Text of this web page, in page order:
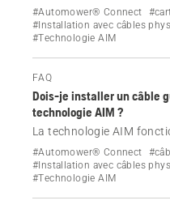
tondeuse Automower®
physique sont envoyées
du Wi-Fi ou de la
#Automower® Connect
#Installation avec câbles
#Technologie AIM
FAQ
Dois-je installer un câble
technologie AIM ?
La technologie AIM
votre installation de
câble périphérique
efficace.
#Automower® Connect
#Installation avec câbles
#Technologie AIM